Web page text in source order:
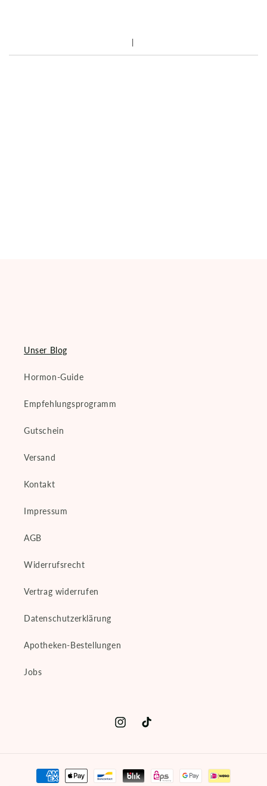
Unser Blog
Hormon-Guide
Empfehlungsprogramm
Gutschein
Versand
Kontakt
Impressum
AGB
Widerrufsrecht
Vertrag widerrufen
Datenschutzerklärung
Apotheken-Bestellungen
Jobs
InstagramTikTok
Zahlungsmethoden